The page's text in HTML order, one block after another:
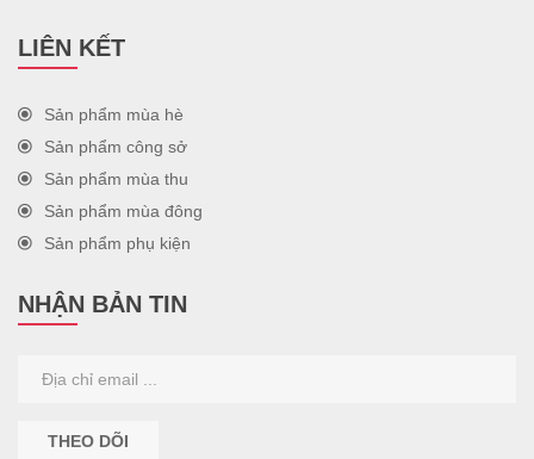
LIÊN KẾT
Sản phẩm mùa hè
Sản phẩm công sở
Sản phẩm mùa thu
Sản phẩm mùa đông
Sản phẩm phụ kiện
NHẬN BẢN TIN
THEO DÕI